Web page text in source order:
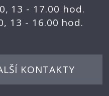
13 - 17.00 hod.
13 - 16.00 hod.
KONTAKTY